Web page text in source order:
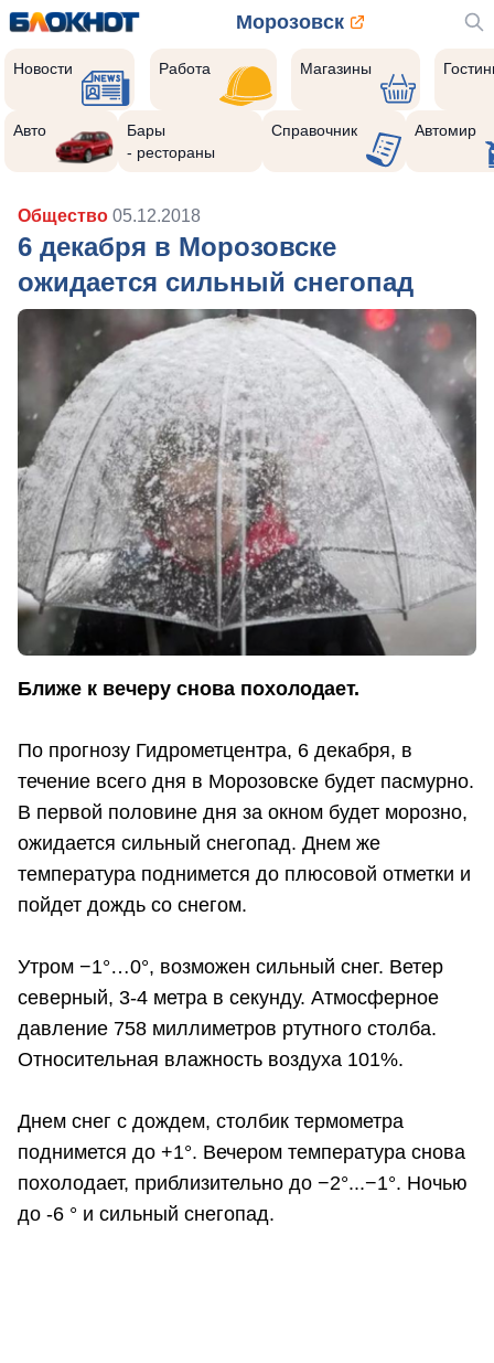
Морозовск
Новости Работа Магазины
Авто
Бары
- рестораны
Справочник Автомир
Общество 05.12.2018
6 декабря в Морозовске
ожидается сильный снегопад
Ближе к вечеру снова похолодает.
По прогнозу Гидрометцентра, 6 декабря, в
течение всего дня в Морозовске будет пасмурно.
В первой половине дня за окном будет морозно,
ожидается сильный снегопад. Днем же
температура поднимется до плюсовой отметки и
пойдет дождь со снегом.
Утром −1°…0°, возможен сильный снег. Ветер
северный, 3-4 метра в секунду. Атмосферное
давление 758 миллиметров ртутного столба.
Относительная влажность воздуха 101%.
Днем снег с дождем, столбик термометра
поднимется до +1°. Вечером температура снова
похолодает, приблизительно до −2°...−1°. Ночью
до -6 ° и сильный снегопад.